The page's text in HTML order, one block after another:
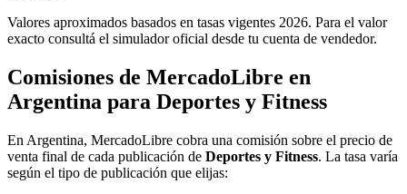
Valores aproximados basados en tasas vigentes 2026. Para el valor
exacto consultá el simulador oficial desde tu cuenta de vendedor.
Comisiones de MercadoLibre en
Argentina para Deportes y Fitness
En Argentina, MercadoLibre cobra una comisión sobre el precio de
venta final de cada publicación de Deportes y Fitness. La tasa varía
según el tipo de publicación que elijas: